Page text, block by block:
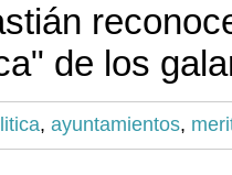
de los
, ayuntamientos,